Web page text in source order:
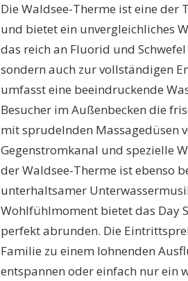
Die Waldsee-Therme ist eine der
und bietet ein unvergleichliches
das reich an Fluorid und
sondern auch zur vollständigen
umfasst eine beeindruckende
Besucher im Außenbecken die
mit sprudelnden Massagedüsen
Gegenstromkanal und spezielle
der Waldsee-Therme ist ebenso
unterhaltsamer
Wohlfühlmoment bietet das Day
perfekt abrunden. Die
Familie zu einem lohnenden
entspannen oder einfach nur ein